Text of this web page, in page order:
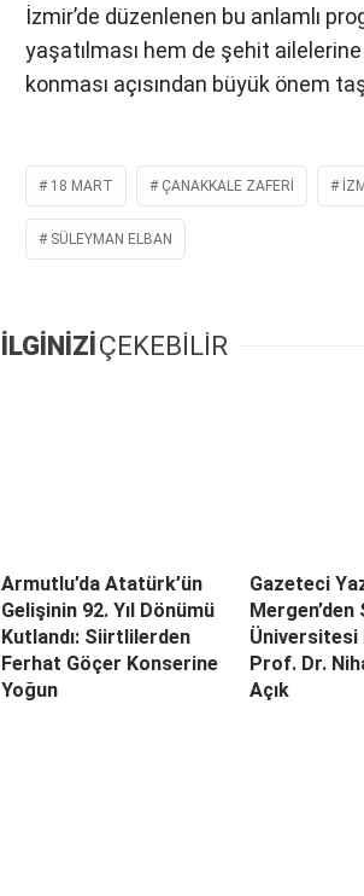
İzmir’de düzenlenen bu anlamlı
yaşatılması hem de şehit
konması açısından büyük önem
18 MART ÇANAKKALE ZAFERI
SÜLEYMAN ELBAN
İLGİNİZİÇEKEBİLİR
Armutlu’da Atatürk’ün
Gelişinin 92. Yıl Dönümü
Kutlandı: Siirtlilerden
Ferhat Göçer Konserine
Yoğun
Gazeteci
Mergen’den
Üniversitesi
Prof. Dr.
Açık